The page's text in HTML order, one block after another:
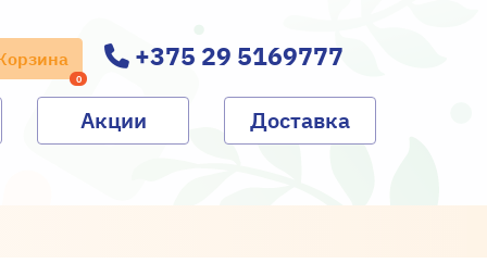
0
+375 29 5169777
Акции Доставка